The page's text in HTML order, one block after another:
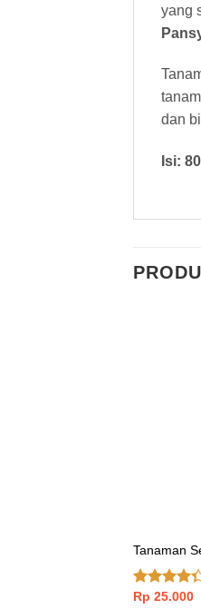
yang
dan
Isi:
Tanaman
Dinilai
Rp 25.000